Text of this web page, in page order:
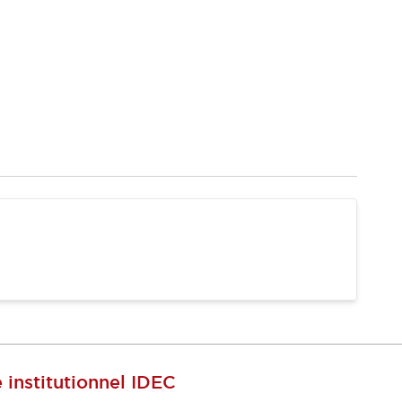
institutionnel IDEC